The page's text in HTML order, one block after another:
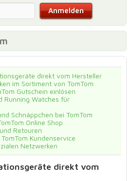
direkt vom Hersteller
im Sortiment von TomTom
Gutschein einlösen
Running Watches für
Schnäppchen bei TomTom
Online Shop
Retouren
Kundenservice
Netzwerken
direkt vom